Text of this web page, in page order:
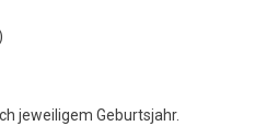
jeweiligem Geburtsjahr.